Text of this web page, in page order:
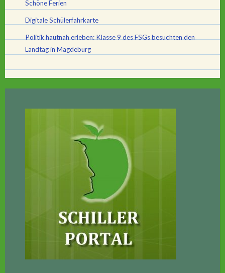
Schöne Ferien
Digitale Schülerfahrkarte
Politik hautnah erleben: Klasse 9 des FSGs besuchten den
Landtag in Magdeburg